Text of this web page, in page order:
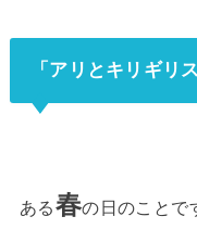
「アリとキリギリ
ある春の日のことで